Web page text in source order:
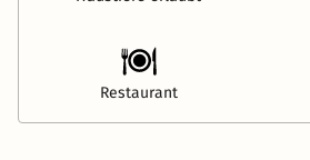
Restaurant